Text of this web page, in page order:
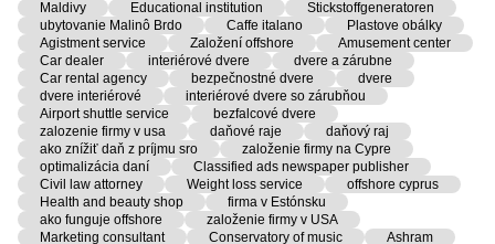
Maldivy
Educational institution
Stickstoffgeneratoren
ubytovanie Malinô Brdo
Caffe italano
Plastove obálky
Agistment service
Založení offshore
Amusement center
Car dealer
interiérové dvere
dvere a zárubne
Car rental agency
bezpečnostné dvere
dvere
dvere interiérové
interiérové dvere so zárubňou
Airport shuttle service
bezfalcové dvere
zalozenie firmy v usa
daňové raje
daňový raj
ako znížiť daň z príjmu sro
založenie firmy na Cypre
optimalizácia daní
Classified ads newspaper publisher
Civil law attorney
Weight loss service
offshore cyprus
Health and beauty shop
firma v Estónsku
ako funguje offshore
založenie firmy v USA
Marketing consultant
Conservatory of music
Ashram